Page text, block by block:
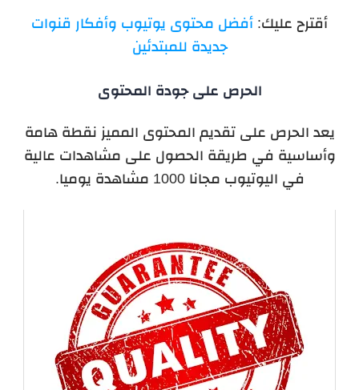
أقترح عليك: أفضل محتوى يوتيوب وأفكار قنوات
جديدة للمبتدئين
الحرص على جودة المحتوى
يعد الحرص على تقديم المحتوى المميز نقطة هامة
وأساسية في طريقة الحصول على مشاهدات عالية
في اليوتيوب مجانا 1000 مشاهدة يوميا.